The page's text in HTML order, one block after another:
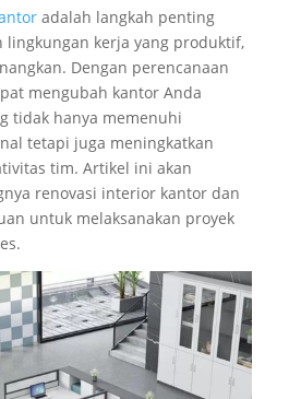
adalah langkah penting
lingkungan kerja yang produktif,
Dengan perencanaan
mengubah kantor Anda
tidak hanya memenuhi
tetapi juga meningkatkan
tim. Artikel ini akan
renovasi interior kantor dan
untuk melaksanakan proyek